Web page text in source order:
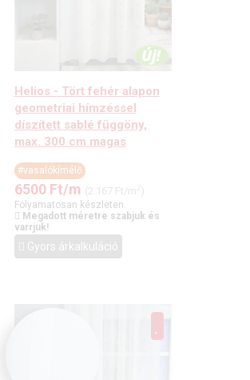
Helios - Tört fehér alapon
geometriai hímzéssel
díszített sablé függöny,
max. 300 cm magas
#vasalókímélő
6500 Ft/m (2.167 Ft/m2 )
Folyamatosan készleten.
Megadott méretre szabjuk és
varrjuk!
Gyors árkalkuláció